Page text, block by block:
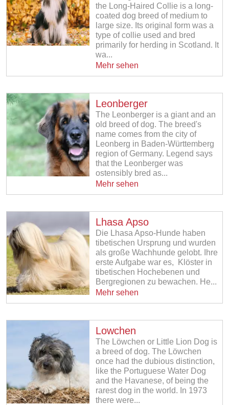
the Long-Haired Collie is a long-
coated dog breed of medium to
large size. Its original form was a
type of collie used and bred
primarily for herding in Scotland. It
wa...
Mehr sehen
Leonberger
The Leonberger is a giant and an
old breed of dog. The breed's
name comes from the city of
Leonberg in Baden-Württemberg
region of Germany. Legend says
that the Leonberger was
ostensibly bred as...
Mehr sehen
Lhasa Apso
Die Lhasa Apso-Hunde haben
tibetischen Ursprung und wurden
als große Wachhunde gelobt. Ihre
erste Aufgabe war es, Klöster in
tibetischen Hochebenen und
Bergregionen zu bewachen. He...
Mehr sehen
Lowchen
The Löwchen or Little Lion Dog is
a breed of dog. The Löwchen
once had the dubious distinction,
like the Portuguese Water Dog
and the Havanese, of being the
rarest dog in the world. In 1973
there were...